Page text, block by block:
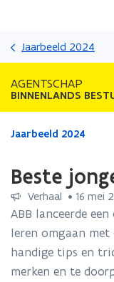
Jaarbeeld 2024
AGENTSCHAP
BINNENLANDS
Gedaan
bevindt
zich
op:
Beste
jongeren,
klopt
Jaarbeeld 2024
Beste
Verhaal • 16 mei
ABB lanceerde
leren omgaan
handige tips en
merken en te